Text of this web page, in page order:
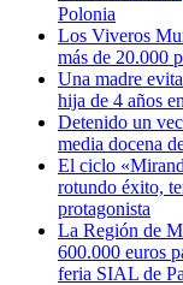
Polonia
Los Viveros
más de 20.000
Una madre
hija de 4 años
Detenido un
media docena
El ciclo
rotundo éxito,
protagonista
La Región de
600.000 euros
feria SIAL de